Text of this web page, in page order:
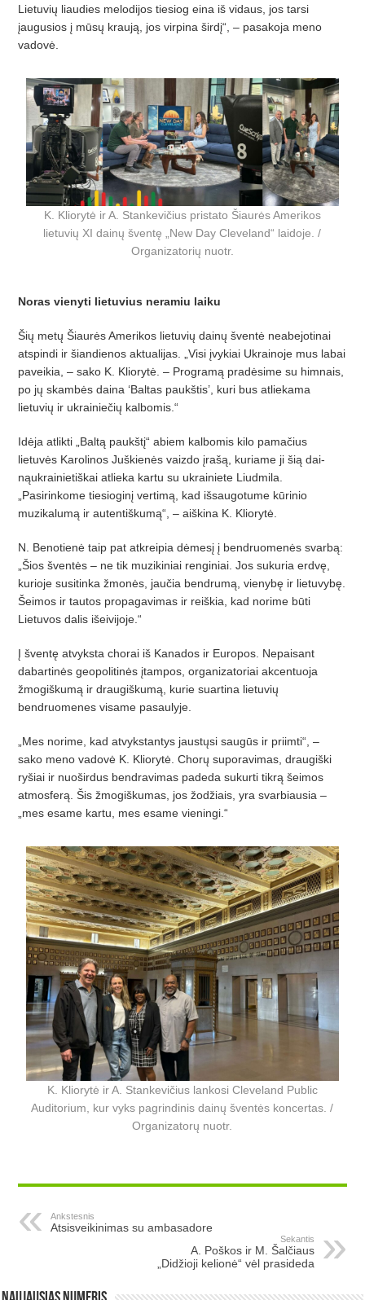
Lietuvių liaudies melodijos tiesiog eina iš vidaus, jos tarsi
įaugusios į mūsų kraują, jos virpina širdį“, – pasakoja meno
vadovė.
K. Kliorytė ir A. Stankevičius pristato Šiaurės Amerikos
lietuvių XI dainų šventę „New Day Cleveland“ laidoje. /
Organizatorių nuotr.
Noras vienyti lietuvius neramiu laiku
Šių metų Šiaurės Amerikos lietuvių dainų šventė neabejotinai
atspindi ir šiandienos aktualijas. „Visi įvykiai Ukrainoje mus labai
paveikia, – sako K. Kliorytė. – Programą pradėsime su himnais,
po jų skambės daina‘Baltas paukštis’ , kuri bus atliekama
lietuvių ir ukrainiečių kalbomis.“
Idėja atlikti „Baltą paukštį“ abiem kalbomis kilo pamačius
lietuvės Karolinos Juškienės vaizdo įrašą, kuriame ji šią dai­
nąukrainietiškai atlieka kartu su ukrainiete Liudmila.
„Pasirinkome tiesioginį ver­timą, kad išsaugotume kūrinio
muzikalumą ir autentiškumą“, – aiškina K. Klio­rytė.
N. Benotienėtaip pat atkreipia dėmesį į bendruo­menės svarbą:
„Šiosšventės – ne tik muzikiniai renginiai. Jos sukuria erd­vę,
kurioje susitinka žmonės, jaučia bendrumą, vienybę ir lietuvybę.
Šeimos ir tautos propagavimas ir reiškia, kad norime būti
Lietuvos dalis išeivijoje.“
Į šventę atvyksta chorai iš Kanados ir Europos. Nepaisant
dabartinės geopolitinės įtampos, organizatoriai akcentuoja
žmogiškumą ir draugiškumą , kurie suartina lietuvių
bendruomenes visame pasaulyje.
„Mes norime, kad atvykstantys jaustųsi saugūs ir priimti“, –
sako meno vadovė K. Kliorytė. Chorų suporavimas, draugiški
ryšiai ir nuoširdus bendravimas padeda sukurti tikrą šeimos
atmosferą. Šis žmogiškumas, jos žodžiais, yra svarbiausia –
mes esame kartu, mes esame vieningi.“
K. Kliorytė ir A. Stankevičius lankosi Cleveland Public
Auditorium, kur vyks pagrindinis dainų šventės koncertas. /
Organizatorų nuotr.
Ankstesnis
Atsisveikinimas su ambasadore
Sekantis
A. Poškos ir M. Šalčiaus
„Didžioji kelionė“ vėl prasideda